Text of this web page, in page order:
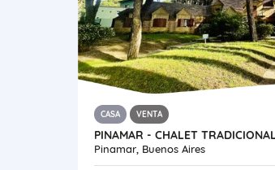
CASA VENTA
PINAMAR - CHALET
Pinamar, Buenos Aires